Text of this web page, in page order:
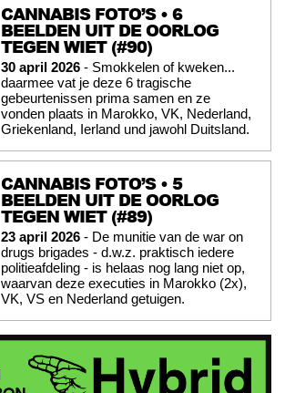
CANNABIS FOTO’S • 6
BEELDEN UIT DE OORLOG
TEGEN WIET (#90)
30 april 2026 - Smokkelen of kweken...
daarmee vat je deze 6 tragische
gebeurtenissen prima samen en ze
vonden plaats in Marokko, VK, Nederland,
Griekenland, Ierland und jawohl Duitsland.
CANNABIS FOTO’S • 5
BEELDEN UIT DE OORLOG
TEGEN WIET (#89)
23 april 2026 - De munitie van de war on
drugs brigades - d.w.z. praktisch iedere
politieafdeling - is helaas nog lang niet op,
waarvan deze executies in Marokko (2x),
VK, VS en Nederland getuigen.